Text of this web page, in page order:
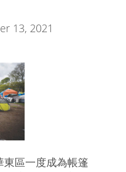
13, 2021
東區一度成為帳篷